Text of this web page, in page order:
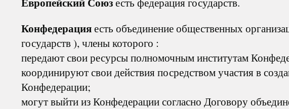
Конфедерацияесть объединение общественных
государств ), члены которого :
передают свои ресурсы полномочным институтам
координируют свои действия посредством участия в
Конфедерации;
могут выйти из Конфедерации согласно Договору